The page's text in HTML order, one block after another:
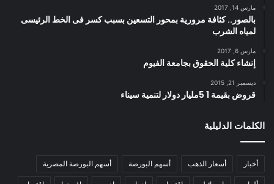
مارس 14, 2017
بالصور.. كثافة مرورية بمحور التسعين بسبب كسر فى الخط الرئيسى
لمياه الشرب
مارس 6, 2017
إنشاء كلية الحقوق بجامعة الفيوم
ديسمبر 21, 2015
قروض بقيمة 1 5مليار دولار لتنمية سيناء
الكلمات الدليلية
أخبار أسعار الذهب أسهم البورصة أسهم البورصة المصرية